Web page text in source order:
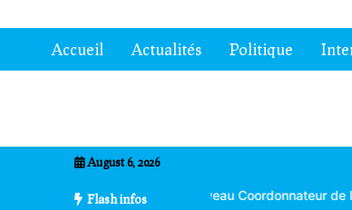
au
contenuAccueil Actualités Politique
August 6, 2026
Flash infos
Bikpéta nommé nouveau Coordonnateur de l’Agropole